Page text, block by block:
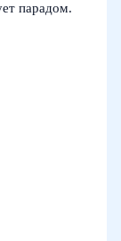
парадом.